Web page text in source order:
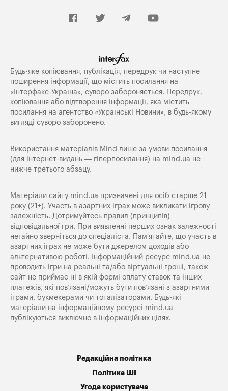
Будь-яке копiювання, публiкацiя, передрук чи наступне
поширення iнформацiї, що мiстить посилання на
«Iнтерфакс-Україна», суворо забороняється. Передрук,
копіювання або відтворення інформації, яка містить
посилання на агентство «Українські Новини», в будь-якому
вигляді суворо заборонено.
Використання матеріалів Mind лише за умови посилання
(для інтернет-видань — гіперпосилання) на mind.ua не
нижче третього абзацу.
Матеріали сайту mind.ua призначені для осіб старше 21
року (21+). Участь в азартних іграх може викликати ігрову
залежність. Дотримуйтесь правил (принципів)
відповідальної гри. При виявленні перших ознак залежності
негайно зверніться до спеціаліста. Пам'ятайте, що участь в
азартних іграх не може бути джерелом доходів або
альтернативою роботі. Інформаційний ресурс mind.ua не
проводить ігри на реальні та/або віртуальні гроші, також
сайт не приймає ні в якій формі оплату ставок та інших
платежів, які пов’язані/можуть бути пов’язані з азартними
іграми, букмекерами чи тоталізаторами. Будь-які
матеріали на інформаційному ресурсі mind.ua
публікуються виключно в інформаційних цілях.
Редакційна політика
Політика ШІ
Угода користувача